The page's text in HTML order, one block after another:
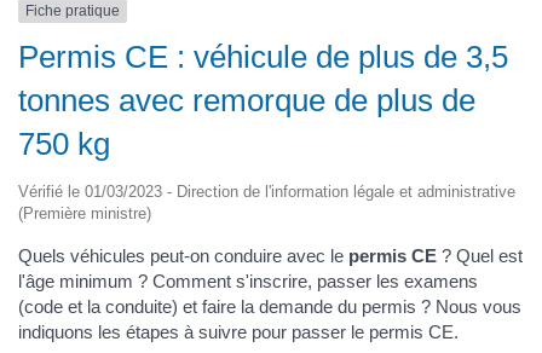
Fiche pratique
Permis CE : véhicule de plus de 3,5
tonnes avec remorque de plus de
750 kg
Vérifié le 01/03/2023 - Direction de l'information légale et administrative
(Première ministre)
Quels véhicules peut-on conduire avec le permis CE ? Quel est
l'âge minimum ? Comment s'inscrire, passer les examens
(code et la conduite) et faire la demande du permis ? Nous vous
indiquons les étapes à suivre pour passer le permis CE.